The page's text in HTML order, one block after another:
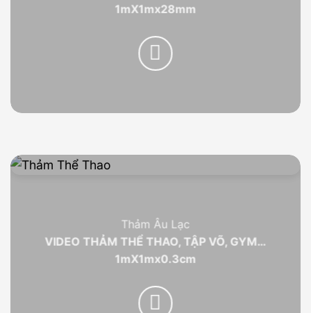
1mX1mx28mm
Thảm Âu Lạc
VIDEO THẢM THỂ THAO, TẬP VÕ, GYM…
1mX1mx0.3cm